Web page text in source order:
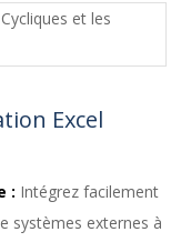
Excel
: Intégrez facilement
systèmes externes à